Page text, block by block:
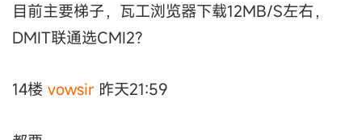
目前主要梯子，瓦工浏览器下载12MB/S左右，
DMIT联通选CMI2?
14楼 vowsir 昨天21:59